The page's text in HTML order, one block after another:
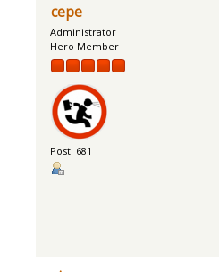
cepe
Administrator
Hero Member
Post: 681